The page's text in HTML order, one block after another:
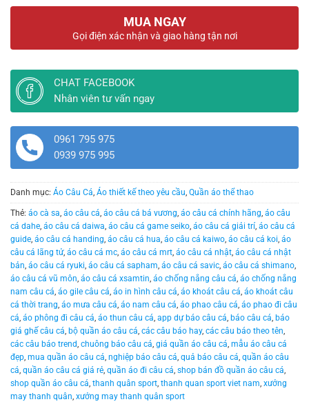
MUA NGAY
Gọi điện xác nhận và giao hàng tận nơi
CHAT FACEBOOK
Nhân viên tư vấn ngay
0961 795 975
0939 975 995
Danh mục: Áo Câu Cá, Áo thiết kế theo yêu cầu, Quần áo thể thao
Thẻ: áo cà sa, áo câu cá, áo câu cá bá vương, áo câu cá chính hãng, áo câu
cá dahe, áo câu cá daiwa, áo câu cá game seiko, áo câu cá giải trí, áo câu cá
guide, áo câu cá handing, áo câu cá hua, áo câu cá kaiwo, áo câu cá koi, áo
câu cá lãng tử, áo câu cá mc, áo câu cá mrt, áo câu cá nhật, áo câu cá nhật
bản, áo câu cá ryuki, áo câu cá sapham, áo câu cá savic, áo câu cá shimano,
áo câu cá vũ môn, áo câu cá xsamtin, áo chống nắng câu cá, áo chống nắng
nam câu cá, áo gile câu cá, áo in hình câu cá, áo khoát câu cá, áo khoát câu
cá thời trang, áo mưa câu cá, áo nam câu cá, áo phao câu cá, áo phao đi câu
cá, áo phông đi câu cá, áo thun câu cá, app dự báo câu cá, báo câu cá, báo
giá ghế câu cá, bộ quần áo câu cá, các câu báo hay, các câu báo theo tên,
các câu báo trend, chuông báo câu cá, giá quần áo câu cá, mẫu áo câu cá
đẹp, mua quần áo câu cá, nghiệp báo câu cá, quả báo câu cá, quần áo câu
cá, quần áo câu cá giá rẻ, quần áo đi câu cá, shop bán đồ quần áo câu cá,
shop quần áo câu cá, thanh quân sport, thanh quan sport viet nam, xưởng
may thanh quân, xưởng may thanh quân sport